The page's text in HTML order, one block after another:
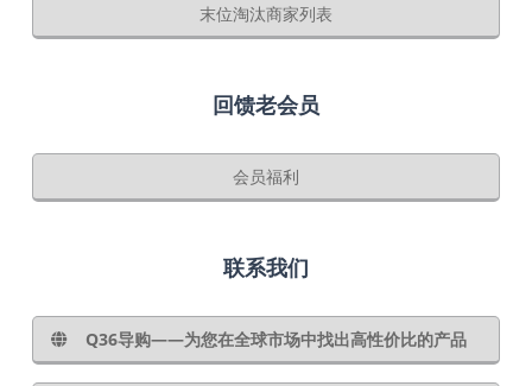
末位淘汰商家列表
回馈老会员
会员福利
联系我们
Q36导购——为您在全球市场中找出高性价比的产品